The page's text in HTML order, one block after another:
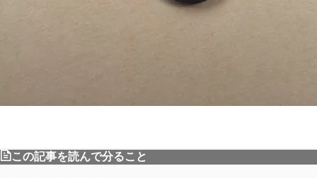
この記事を読んで分ること